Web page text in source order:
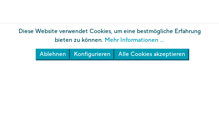
Diese Website verwendet Cookies, um eine bestmögliche Erfahrung
bieten zu können. Mehr Informationen ...
Ablehnen
Konfigurieren Alle Cookies akzeptieren